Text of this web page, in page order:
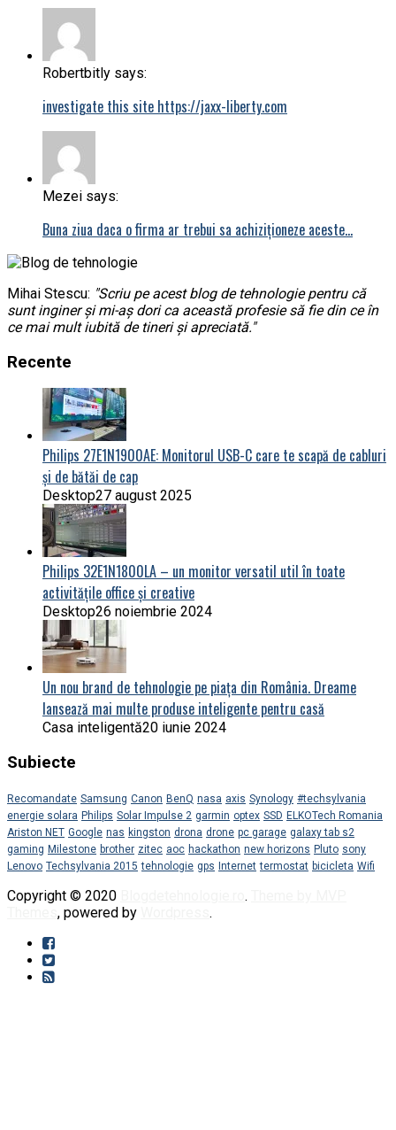
Robertbitly says:
investigate this site https://jaxx-liberty.com
Mezei says:
Buna ziua daca o firma ar trebui sa achiziționeze aceste…
Mihai Stescu: "Scriu pe acest blog de tehnologie pentru că
sunt inginer și mi-aș dori ca această profesie să fie din ce în
ce mai mult iubită de tineri și apreciată."
Recente
Philips 27E1N1900AE: Monitorul USB-C care te scapă de cabluri
și de bătăi de cap
Desktop27 august 2025
Philips 32E1N1800LA – un monitor versatil util în toate
activitățile office și creative
Desktop26 noiembrie 2024
Un nou brand de tehnologie pe piața din România. Dreame
lansează mai multe produse inteligente pentru casă
Casa inteligentă20 iunie 2024
Subiecte
Recomandate Samsung Canon BenQ nasa axis Synology #techsylvania
energie solara Philips Solar Impulse 2 garmin optex SSD ELKOTech Romania
Ariston NET Google nas kingston drona drone pc garage galaxy tab s2
gaming Milestone brother zitec aoc hackathon new horizons Pluto sony
Lenovo Techsylvania 2015 tehnologie gps Internet termostat bicicleta Wifi
Copyright © 2020 .
, powered by .